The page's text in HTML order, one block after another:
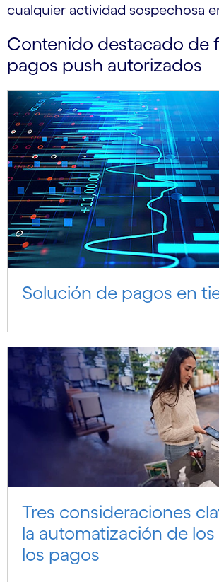
cualquier actividad sospechosa
Contenido destacado de
pagos push autorizados
Solución de pagos en
Tres consideraciones
la automatización de
los pagos